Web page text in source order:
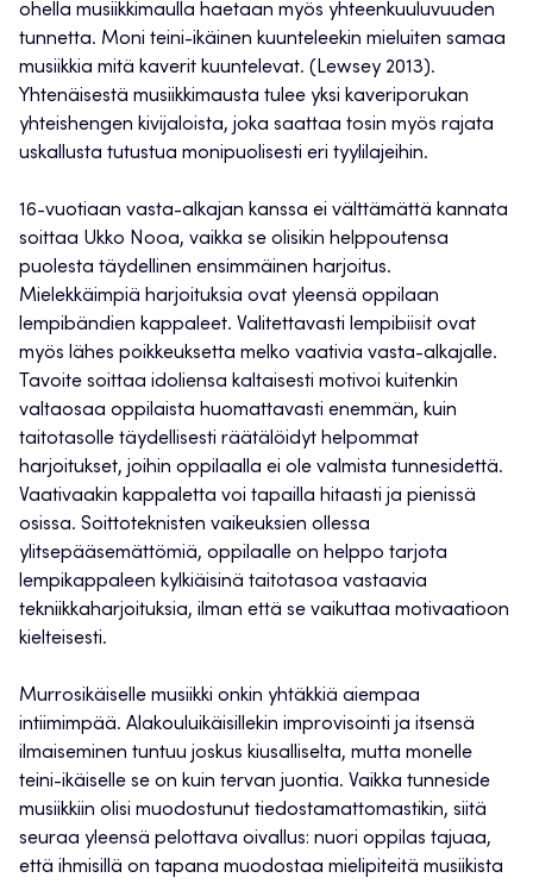
ohella musiikkimaulla haetaan myös yhteenkuuluvuuden
tunnetta. Moni teini-ikäinen kuunteleekin mieluiten samaa
musiikkia mitä kaverit kuuntelevat. (Lewsey 2013).
Yhtenäisestä musiikkimausta tulee yksi kaveriporukan
yhteishengen kivijaloista, joka saattaa tosin myös rajata
uskallusta tutustua monipuolisesti eri tyylilajeihin.
16-vuotiaan vasta-alkajan kanssa ei välttämättä kannata
soittaa Ukko Nooa, vaikka se olisikin helppoutensa
puolesta täydellinen ensimmäinen harjoitus.
Mielekkäimpiä harjoituksia ovat yleensä oppilaan
lempibändien kappaleet. Valitettavasti lempibiisit ovat
myös lähes poikkeuksetta melko vaativia vasta-alkajalle.
Tavoite soittaa idoliensa kaltaisesti motivoi kuitenkin
valtaosaa oppilaista huomattavasti enemmän, kuin
taitotasolle täydellisesti räätälöidyt helpommat
harjoitukset, joihin oppilaalla ei ole valmista tunnesidettä.
Vaativaakin kappaletta voi tapailla hitaasti ja pienissä
osissa. Soittoteknisten vaikeuksien ollessa
ylitsepääsemättömiä, oppilaalle on helppo tarjota
lempikappaleen kylkiäisinä taitotasoa vastaavia
tekniikkaharjoituksia, ilman että se vaikuttaa motivaatioon
kielteisesti.
Murrosikäiselle musiikki onkin yhtäkkiä aiempaa
intiimimpää. Alakouluikäisillekin improvisointi ja itsensä
ilmaiseminen tuntuu joskus kiusalliselta, mutta monelle
teini-ikäiselle se on kuin tervan juontia. Vaikka tunneside
musiikkiin olisi muodostunut tiedostamattomastikin, siitä
seuraa yleensä pelottava oivallus: nuori oppilas tajuaa,
että ihmisillä on tapana muodostaa mielipiteitä musiikista